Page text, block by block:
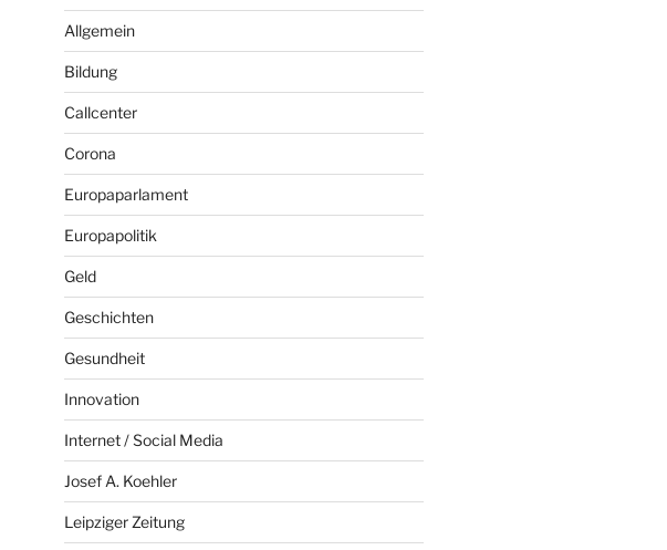
Allgemein
Bildung
Callcenter
Corona
Europaparlament
Europapolitik
Geld
Geschichten
Gesundheit
Innovation
Internet / Social Media
Josef A. Koehler
Leipziger Zeitung